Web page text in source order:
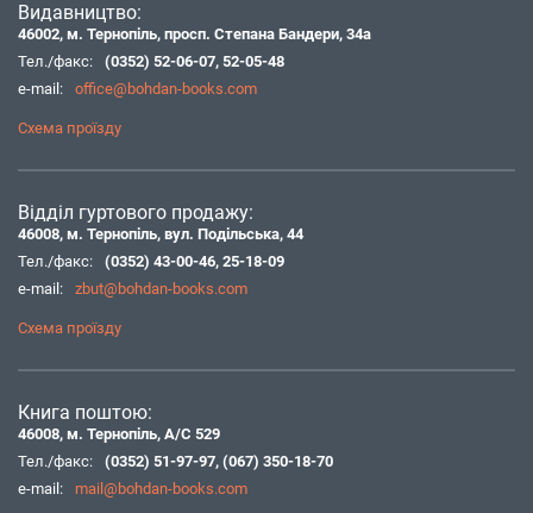
Видавництво:
46002, м. Тернопіль, просп. Степана Бандери, 34а
Тел./факс:
(0352) 52-06-07, 52-05-48
e-mail:
office@bohdan-books.com
Схема проїзду
Відділ гуртового продажу:
46008, м. Тернопіль, вул. Подільська, 44
Тел./факс:
(0352) 43-00-46, 25-18-09
e-mail:
zbut@bohdan-books.com
Схема проїзду
Книга поштою:
46008, м. Тернопіль, А/С 529
Тел./факс:
(0352) 51-97-97, (067) 350-18-70
e-mail:
mail@bohdan-books.com